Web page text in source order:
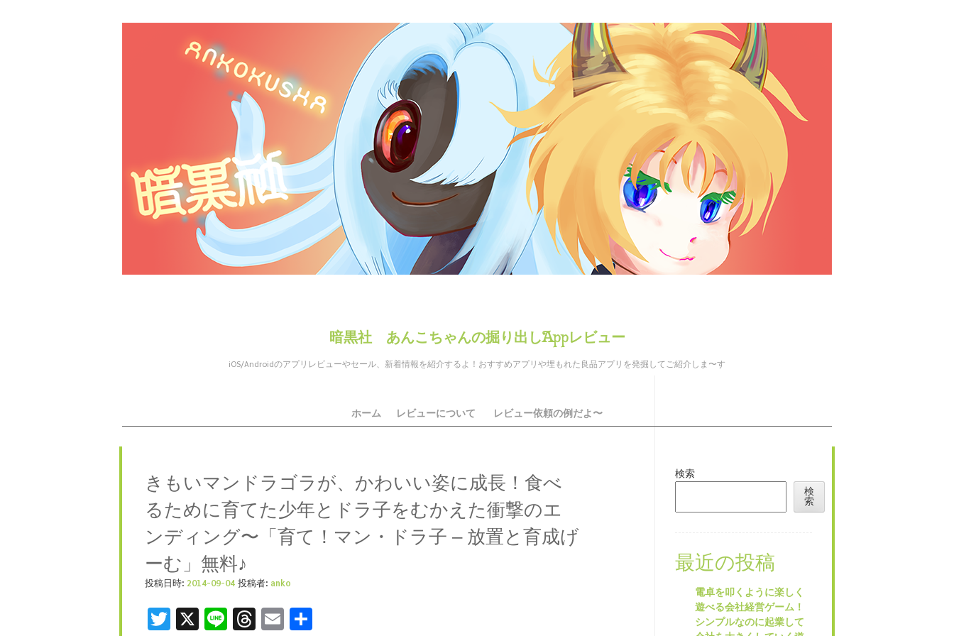
暗黒社 あんこちゃんの掘り出しAppレビュー
iOS/Androidのアプリレビューやセール、新着情報を紹介するよ！おすすめアプリや埋もれた良品アプリを発掘してご紹介しま〜す
メニュー ホーム レビューについて レビュー依頼の例だよ〜
きもいマンドラゴラが、かわいい姿に成長！食べ
るために育てた少年とドラ子をむかえた衝撃のエ
ンディング〜「育て！マン・ドラ子 – 放置と育成げ
ーむ」無料♪
投稿日時: 2014-09-04 投稿者: anko
Twitter
X LineThreads
Email
検索
検
索
最近の投稿
電卓を叩くように楽しく
遊べる会社経営ゲーム！
シンプルなのに起業して